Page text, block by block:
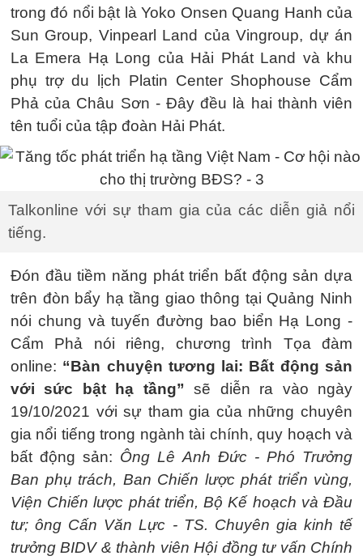
trong đó nổi bật là Yoko Onsen Quang Hanh của
Sun Group, Vinpearl Land của Vingroup, dự án
La Emera Hạ Long của Hải Phát Land và khu
phụ trợ du lịch Platin Center Shophouse Cẩm
Phả của Châu Sơn - Đây đều là hai thành viên
tên tuổi của tập đoàn Hải Phát.
Talkonline với sự tham gia của các diễn giả nổi
tiếng.
Đón đầu tiềm năng phát triển bất động sản dựa
trên đòn bẩy hạ tầng giao thông tại Quảng Ninh
nói chung và tuyến đường bao biển Hạ Long -
Cẩm Phả nói riêng, chương trình Tọa đàm
online: “Bàn chuyện tương lai: Bất động sản
với sức bật hạ tầng” sẽ diễn ra vào ngày
19/10/2021 với sự tham gia của những chuyên
gia nổi tiếng trong ngành tài chính, quy hoạch và
bất động sản: Ông Lê Anh Đức - Phó Trưởng
Ban phụ trách, Ban Chiến lược phát triển vùng,
Viện Chiến lược phát triển, Bộ Kế hoạch và Đầu
tư; ông Cấn Văn Lực - TS. Chuyên gia kinh tế
trưởng BIDV & thành viên Hội đồng tư vấn Chính